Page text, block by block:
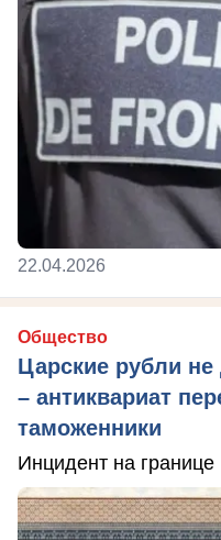
22.04.2026
Общество
Царские рубли
– антиквариат
таможенники
Инцидент на границе